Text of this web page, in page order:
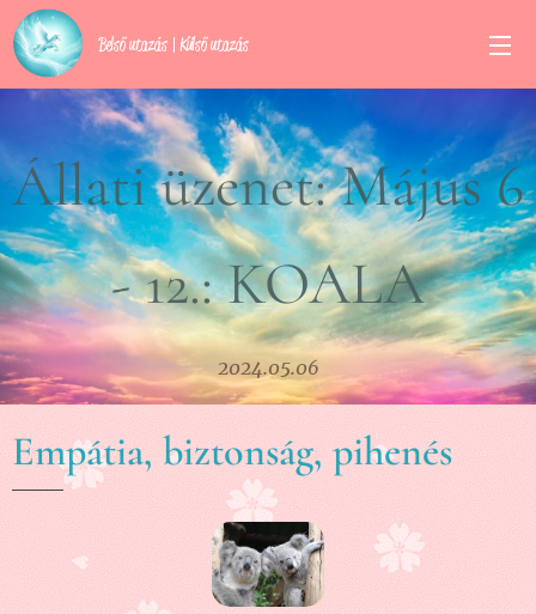
Belső utazás | Külső utazás
Állati üzenet: Május 6
- 12.: KOALA
2024.05.06
Empátia, biztonság, pihenés